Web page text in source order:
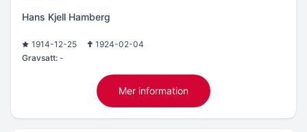
Hans Kjell Hamberg
1914-12-25
1924-02-04
Gravsatt: -
Mer information